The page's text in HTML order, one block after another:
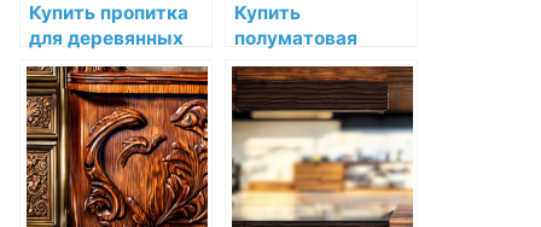
Купить пропитка
для деревянных
фасадов
superdeck log
home & deck wb
stain по низкой
цене в СПб
Купить
полуматовая
универсальная
краска на основе
полиуретанового
связующего rubbol
bl satura по низкой
цене в СПб